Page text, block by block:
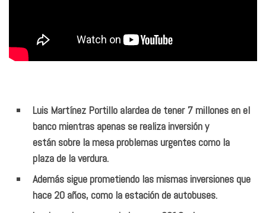
Luis Martínez Portillo alardea de tener 7 millones en el
banco mientras apenas se realiza inversión y
están sobre la mesa problemas urgentes como la
plaza de la verdura.
Además sigue prometiendo las mismas inversiones que
hace 20 años, como la estación de autobuses.